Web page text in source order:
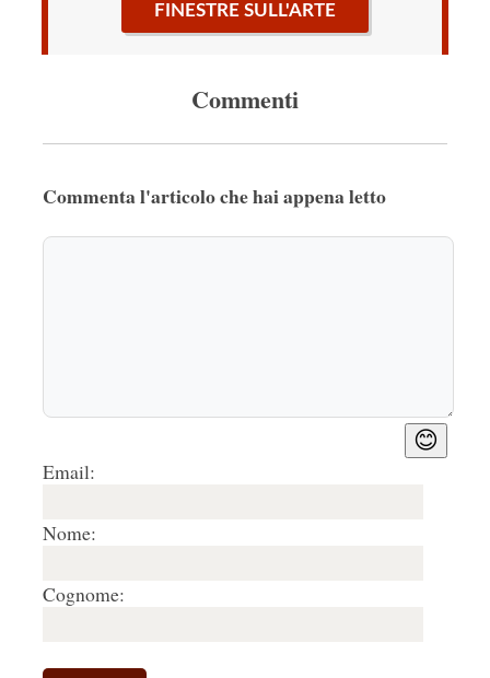
FINESTRE SULL'ARTE
Commenti
Commenta l'articolo che hai appena letto
😊
Email:
Nome:
Cognome: